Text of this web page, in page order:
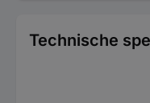
Technische